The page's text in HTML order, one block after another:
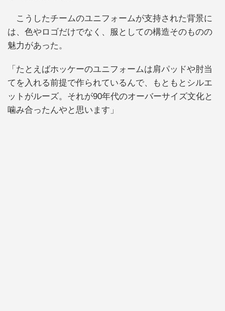
こうしたチームのユニフォームが支持された背景に
は、色やロゴだけでなく、服としての構造そのものの
魅力があった。
「たとえばホッケーのユニフォームは肩パッドや肘当
てを入れる前提で作られているんで、もともとシルエ
ットがルーズ。それが90年代のオーバーサイズ文化と
噛み合ったんやと思います」